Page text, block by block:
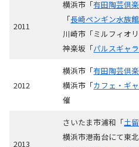
2011
横浜市「有田陶芸倶
「長崎ペンギン水族館
川崎市「ミルフィオ
神楽坂「パルスギャ
2012
横浜市「有田陶芸倶
横浜市「カフェ・ギ
催
2013
さいたま市浦和「土
横浜市港南台にて東